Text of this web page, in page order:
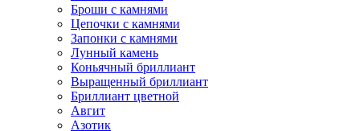
Броши с камнями
Цепочки с камнями
Запонки с камнями
Лунный камень
Коньячный бриллиант
Выращенный бриллиант
Бриллиант цветной
Авгит
Азотик